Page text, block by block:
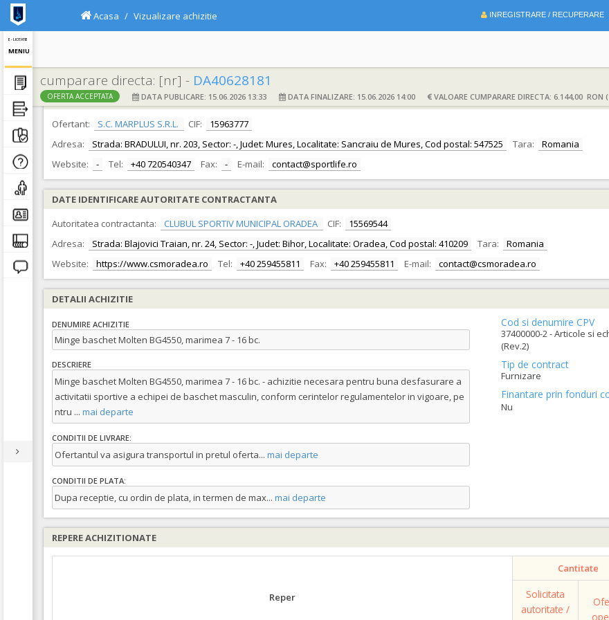
E - LICITATIE
MENIU
INREGISTRARE / RECUPERARE
Acasa Vizualizare achizitie
cumparare directa: [nr] - DA40628181
OFERTA ACCEPTATA DATA PUBLICARE: 15.06.2026 13:33 DATA FINALIZARE: 15.06.2026 14:00 VALOARE CUMPARARE DIRECTA: 6.144,00 RON
DATE IDENTIFICARE OFERTANT
Ofertant:
S.C. MARPLUS S.R.L. CIF:
15963777
Adresa:
Strada: BRADULUI, nr. 203, Sector: -, Judet: Mures, Localitate: Sancraiu de Mures, Cod postal: 547525 Tara:
Romania
Website:
- Tel: +40 720540347 Fax: - E-mail: contact@sportlife.ro
DATE IDENTIFICARE AUTORITATE CONTRACTANTA
Autoritatea contractanta:
CLUBUL SPORTIV MUNICIPAL ORADEA CIF:
15569544
Adresa:
Strada: Blajovici Traian, nr. 24, Sector: -, Judet: Bihor, Localitate: Oradea, Cod postal: 410209 Tara:
Romania
Website:
https://www.csmoradea.ro Tel: +40 259455811 Fax: +40 259455811 E-mail: contact@csmoradea.ro
DETALII ACHIZITIE
DENUMIRE ACHIZITIE
Minge baschet Molten BG4550, marimea 7 - 16 bc.
DESCRIERE
Minge baschet Molten BG4550, marimea 7 - 16 bc. - achizitie necesara pentru buna desfasurare a
activitatii sportive a echipei de baschet masculin, conform cerintelor regulamentelor in vigoare, pe
ntru ... mai departe
CONDITII DE LIVRARE:
Ofertantul va asigura transportul in pretul oferta... mai departe
CONDITII DE PLATA:
Dupa receptie, cu ordin de plata, in termen de max... mai departe
Cod si denumire CPV
37400000-2 - Articole si
(Rev.2)
Tip de contract
Furnizare
Finantare prin fonduri
Nu
REPERE ACHIZITIONATE
Reper
Cantitate
Solicitata
autoritate /